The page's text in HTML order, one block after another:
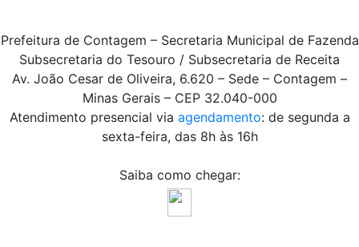
Prefeitura de Contagem – Secretaria Municipal de Fazenda
Subsecretaria do Tesouro / Subsecretaria de Receita
Av. João Cesar de Oliveira, 6.620 – Sede – Contagem –
Minas Gerais – CEP 32.040-000
Atendimento presencial via agendamento: de segunda a
sexta-feira, das 8h às 16h
Saiba como chegar: